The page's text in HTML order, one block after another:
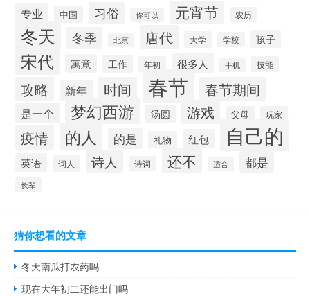
专业 中国 习俗 你可以 元宵节 农历
冬天 冬季 北京 唐代 大学 学校 孩子
宋代 寓意 工作 年初 很多人 手机 技能
攻略 新年 时间 春节 春节期间
是一个 梦幻西游 汤圆 游戏 父母 玩家
疫情 的人 的是 礼物 红包 自己的
英语 词人 诗人 诗词 还不 适合 都是
长辈
猜你想看的文章
冬天南瓜打农药吗
现在大年初二还能出门吗